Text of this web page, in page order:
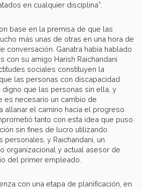
en cualquier disciplina”.
base en la premisa de que las
más unas de otras en una hora de
conversación. Ganatra había hablado
con su amigo Harish Raichandani
sociales constituyen la
las personas con discapacidad
que las personas sin ella, y
es necesario un cambio de
allanar el camino hacia el progreso
tanto con esta idea que puso
sin fines de lucro utilizando
y Raichandani, un
organizacional y actual asesor de
del primer empleado.
con una etapa de planificación, en